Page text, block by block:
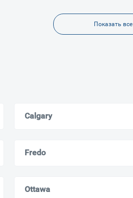
Показать все
Calgary
Fredo
Ottawa